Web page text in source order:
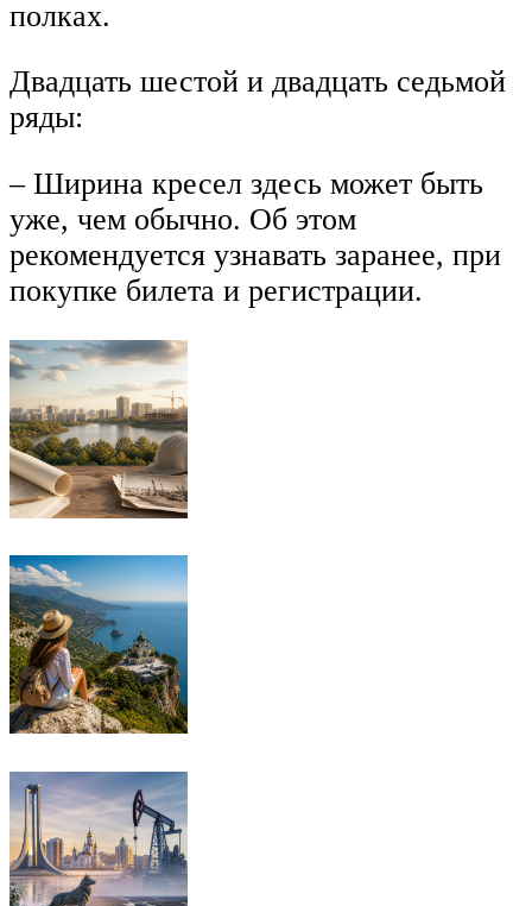
полках.
Двадцать шестой и двадцать седьмой
ряды:
– Ширина кресел здесь может быть
уже, чем обычно. Об этом
рекомендуется узнавать заранее, при
покупке билета и регистрации.